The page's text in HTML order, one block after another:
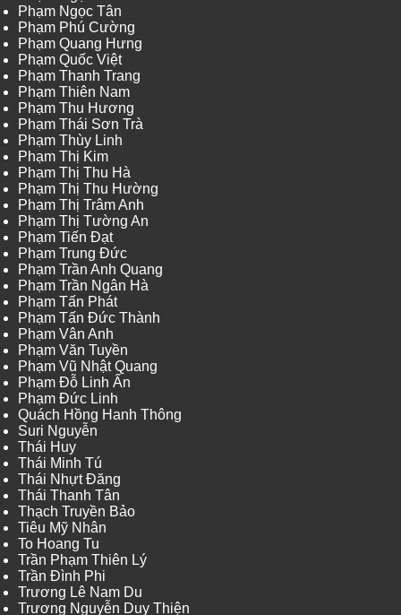
Phạm Ngọc Tân
Phạm Phú Cường
Phạm Quang Hưng
Phạm Quốc Việt
Phạm Thanh Trang
Phạm Thiên Nam
Phạm Thu Hương
Phạm Thái Sơn Trà
Phạm Thùy Linh
Phạm Thị Kim
Phạm Thị Thu Hà
Phạm Thị Thu Hường
Phạm Thị Trâm Anh
Phạm Thị Tường An
Phạm Tiến Đạt
Phạm Trung Đức
Phạm Trần Anh Quang
Phạm Trần Ngân Hà
Phạm Tấn Phát
Phạm Tấn Đức Thành
Phạm Vân Anh
Phạm Văn Tuyền
Phạm Vũ Nhật Quang
Phạm Đỗ Linh Ấn
Phạm Đức Linh
Quách Hồng Hanh Thông
Suri Nguyễn
Thái Huy
Thái Minh Tú
Thái Nhựt Đăng
Thái Thanh Tân
Thạch Truyền Bảo
Tiêu Mỹ Nhân
To Hoang Tu
Trần Phạm Thiên Lý
Trần Đình Phi
Trương Lê Nam Du
Trương Nguyễn Duy Thiện